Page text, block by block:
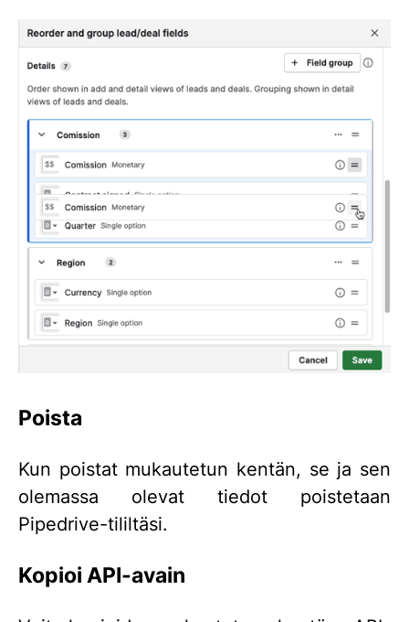
Poista
Kun poistat mukautetun kentän, se ja sen
olemassa olevat tiedot poistetaan
Pipedrive-tililtäsi.
Kopioi API-avain